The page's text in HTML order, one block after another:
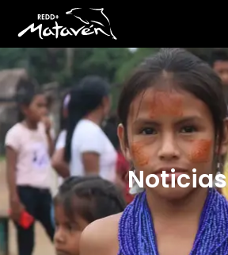
Noticias